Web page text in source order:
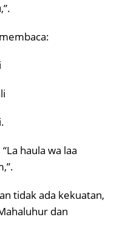
haula wa laa
tidak ada kekuatan,
dan